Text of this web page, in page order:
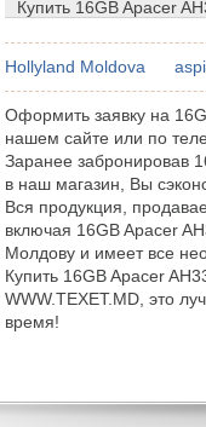
Купить 16GB Apacer
Hollyland Moldova
Оформить заявку на
нашем сайте или по
Заранее забронировав
в наш магазин, Вы
Вся продукция,
включая 16GB Apacer
Молдову и имеет все
Купить 16GB Apacer
WWW.TEXET.MD, это
время!